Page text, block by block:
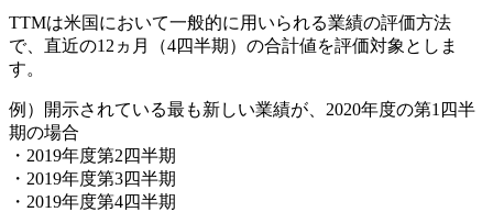
TTMは米国において一般的に用いられる業績の評価方法
で、直近の12ヵ月（4四半期）の合計値を評価対象としま
す。
例）開示されている最も新しい業績が、2020年度の第1四半
期の場合
・2019年度第2四半期
・2019年度第3四半期
・2019年度第4四半期